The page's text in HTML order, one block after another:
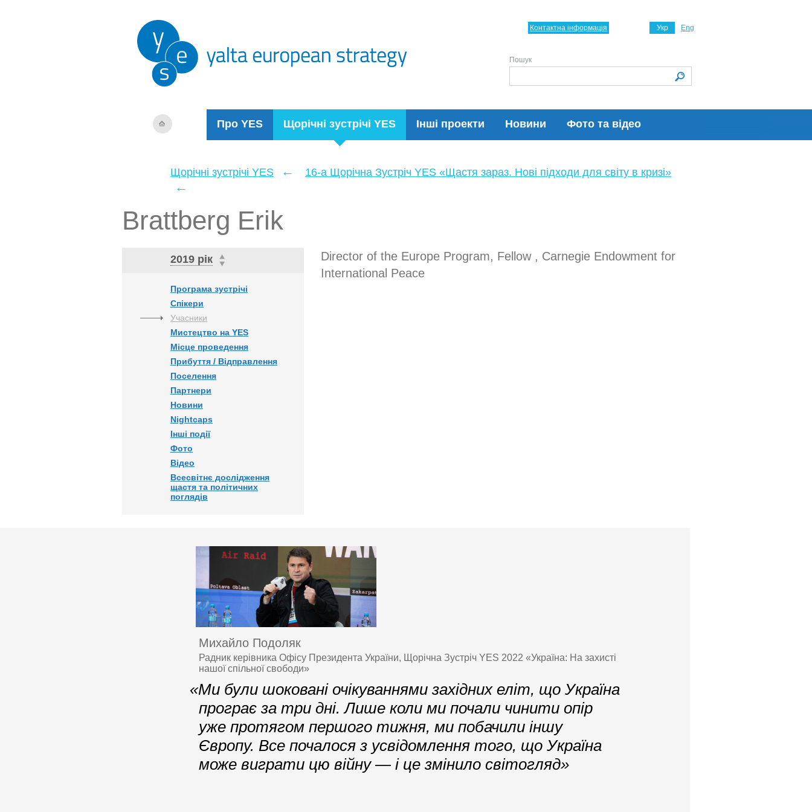
Про YES Щорічні зустрічі YES Інші проекти Новини Фото та відео
Укр Eng
Контактна інформація
Пошук
Щорічні зустрічі YES ← 16-а Щорічна Зустріч YES «Щастя зараз. Нові підходи для світу в кризі»
←
Brattberg Erik
2019 рік
Програма зустрічі
Спікери
Учасники
Мистецтво на YES
Місце проведення
Прибуття / Відправлення
Поселення
Партнери
Новини
Nightcaps
Інші події
Фото
Відео
Всесвітнє дослідження
щастя та політичних
поглядів
Director of the Europe Program, Fellow , Carnegie Endowment for
International Peace
Михайло Подоляк
Радник керівника Офісу Президента України, Щорічна Зустріч YES 2022 «Україна: На захисті
нашої спільної свободи»
«Ми були шоковані очікуваннями західних еліт, що Україна
програє за три дні. Лише коли ми почали чинити опір
уже протягом першого тижня, ми побачили іншу
Європу. Все почалося з усвідомлення того, що Україна
може виграти цю війну — і це змінило світогляд»